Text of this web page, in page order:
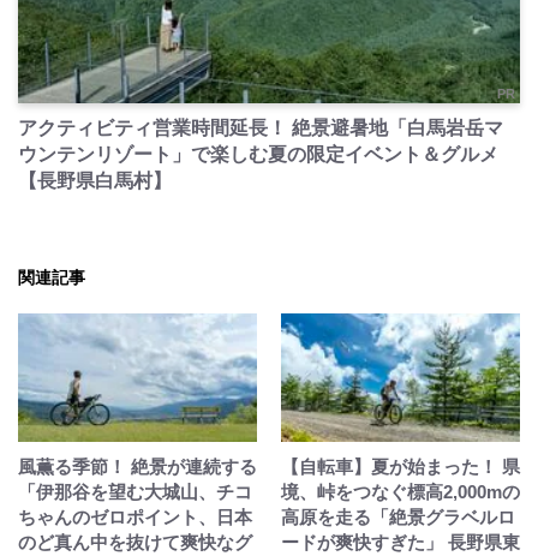
PR
アクティビティ営業時間延長！ 絶景避暑地「白馬岩岳マ
ウンテンリゾート」で楽しむ夏の限定イベント＆グルメ
【長野県白馬村】
関連記事
風薫る季節！ 絶景が連続する
「伊那谷を望む大城山、チコ
ちゃんのゼロポイント、日本
のど真ん中を抜けて爽快なグ
【自転車】夏が始まった！ 県
境、峠をつなぐ標高2,000mの
高原を走る「絶景グラベルロ
ードが爽快すぎた」 長野県東